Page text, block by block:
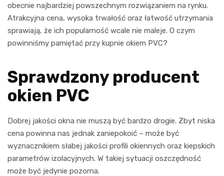
obecnie najbardziej powszechnym rozwiązaniem na rynku.
Atrakcyjna cena, wysoka trwałość oraz łatwość utrzymania
sprawiają, że ich popularność wcale nie maleje. O czym
powinniśmy pamiętać przy kupnie okiem PVC?
Sprawdzony producent
okien PVC
Dobrej jakości okna nie muszą być bardzo drogie. Zbyt niska
cena powinna nas jednak zaniepokoić – może być
wyznacznikiem słabej jakości profili okiennych oraz kiepskich
parametrów izolacyjnych. W takiej sytuacji oszczędność
może być jedynie pozorna.